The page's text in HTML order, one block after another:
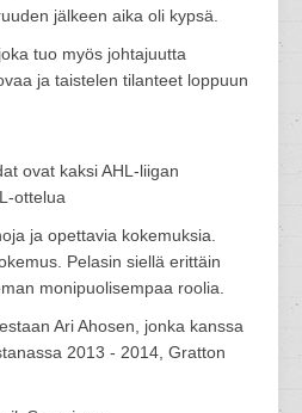
jälkeen aika oli kypsä.
tuo myös johtajuutta
ja taistelen tilanteet loppuun
ovat kaksi AHL-liigan
ottelua
ja opettavia kokemuksia.
Pelasin siellä erittäin
monipuolisempaa roolia.
Ari Ahosen, jonka kanssa
2013 - 2014, Gratton